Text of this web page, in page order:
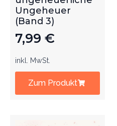
Ungeheuer
(Band 3)
7,99 €
inkl. MwSt.
Zum Produkt